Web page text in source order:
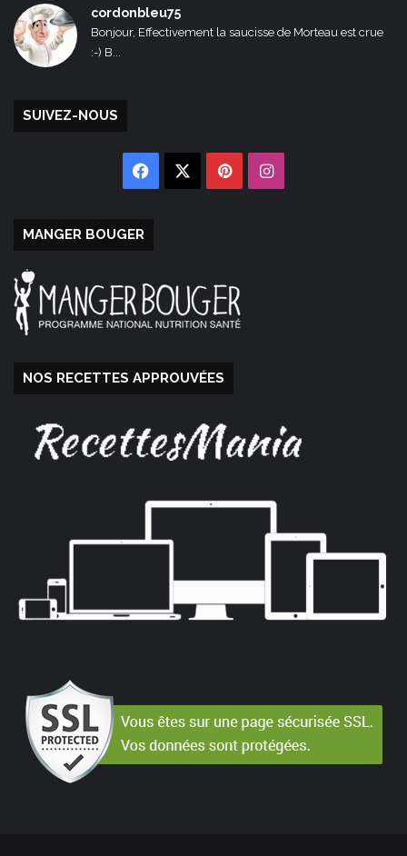
cordonbleu75
Bonjour, Effectivement la saucisse de Morteau est crue
:-) B...
SUIVEZ-NOUS
Facebook PinterestInstagram
MANGER BOUGER
NOS RECETTES APPROUVÉES